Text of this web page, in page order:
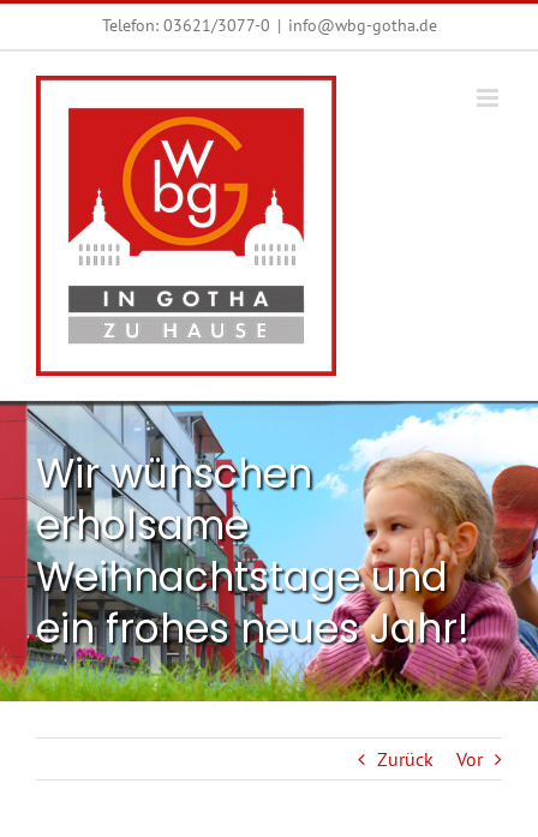
Inhalt
springen
Telefon: 03621/3077-0 | info@wbg-gotha.de
Wir wünschen
erholsame
Weihnachtstage und
ein frohes neues Jahr!
Zurück Vor